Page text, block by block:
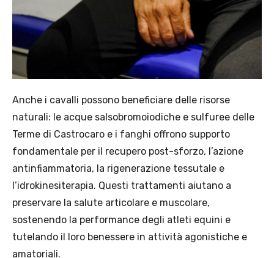
Anche i cavalli possono beneficiare delle risorse
naturali: le acque salsobromoiodiche e sulfuree delle
Terme di Castrocaro e i fanghi offrono supporto
fondamentale per il recupero post-sforzo, l’azione
antinfiammatoria, la rigenerazione tessutale e
l’idrokinesiterapia. Questi trattamenti aiutano a
preservare la salute articolare e muscolare,
sostenendo la performance degli atleti equini e
tutelando il loro benessere in attività agonistiche e
amatoriali.